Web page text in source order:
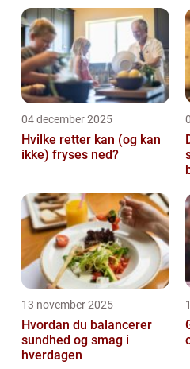
der tilbyder en bred
læ...
04 december 2025
Hvilke retter kan (og kan
ikke) fryses ned?
13 november 2025
Hvordan du balancerer
sundhed og smag i
hverdagen